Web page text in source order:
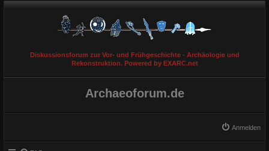
Diskussionsforum zur Vor- und Frühgeschichte - Archäologie und
Rekonstruktion. Powered by EXARC.net
Archaeoforum.de
Anmelden